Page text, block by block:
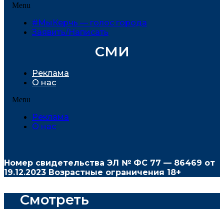
Menu
#МыКерчь — голос города
Заявить/Написать
СМИ
Реклама
О нас
Menu
Реклама
О нас
Номер свидетельства ЭЛ № ФС 77 — 86469 от
19.12.2023 Возрастные ограничения 18+
Смотреть